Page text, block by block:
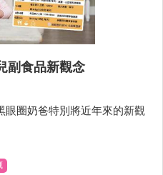
副食品新觀念
眼圈奶爸特別將近年來的新觀